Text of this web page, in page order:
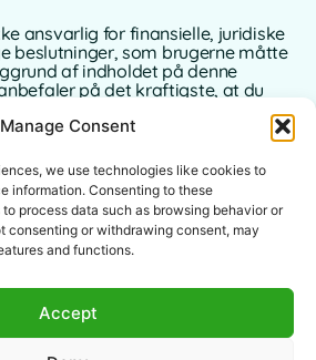
Manage Consent
we use technologies like cookies to
information. Consenting to these
process data such as browsing behavior or
consenting or withdrawing consent, may
and functions.
Accept
ansvarlig for finansielle, juridiske
beslutninger, som brugerne måtte
af indholdet på denne
på det kraftigste, at du
træffer beslutninger vedrørende
indebærer fuld accept af
Hverken GoFinance365
samarbejdspartnere påtager
for direkte, indirekte eller
oplysninger.